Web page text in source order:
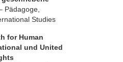
Pädagoge,
Studies
for Human
und United